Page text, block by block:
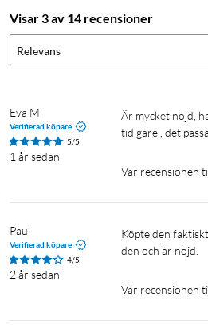
Visar 3 av 14 recensioner
Relevans
Eva M
Verifierad köpare
5/5
1 år sedan
Är mycket nöjd, har handlat produkten
Var recensionen
Paul
Verifierad köpare
4/5
2 år sedan
Köpte den faktiskt p g a priset. Har provat
den och är nöjd.
Var recensionen